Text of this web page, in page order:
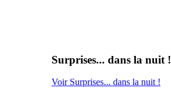
Surprises... dans la nuit !
Voir Surprises... dans la nuit !